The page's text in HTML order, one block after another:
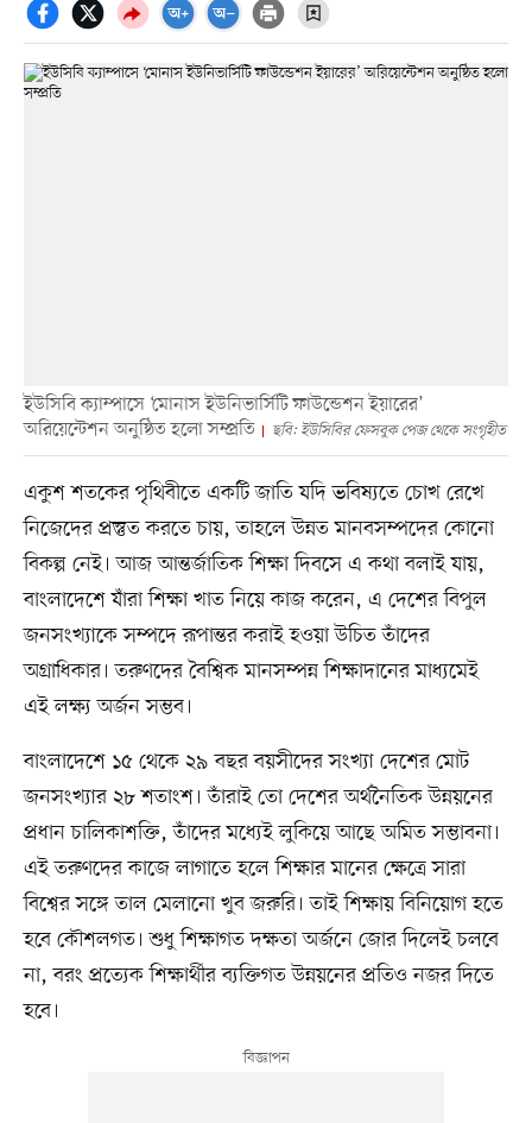
ইউসিবি ক্যাম্পাসে ‘মোনাস ইউনিভার্সিটি ফাউন্ডেশন ইয়ারের’
অরিয়েন্টেশন অনুষ্ঠিত হলো সম্প্রতি
ছবি: ইউসিবির ফেসবুক পেজ থেকে সংগৃহীত
একুশ শতকের পৃথিবীতে একটি জাতি যদি ভবিষ্যতে চোখ রেখে
নিজেদের প্রস্তুত করতে চায়, তাহলে উন্নত মানবসম্পদের কোনো
বিকল্প নেই। আজ আন্তর্জাতিক শিক্ষা দিবসে এ কথা বলাই যায়,
বাংলাদেশে যাঁরা শিক্ষা খাত নিয়ে কাজ করেন, এ দেশের বিপুল
জনসংখ্যাকে সম্পদে রূপান্তর করাই হওয়া উচিত তাঁদের
অগ্রাধিকার। তরুণদের বৈশ্বিক মানসম্পন্ন শিক্ষাদানের মাধ্যমেই
এই লক্ষ্য অর্জন সম্ভব।
বাংলাদেশে ১৫ থেকে ২৯ বছর বয়সীদের সংখ্যা দেশের মোট
জনসংখ্যার ২৮ শতাংশ। তাঁরাই তো দেশের অর্থনৈতিক উন্নয়নের
প্রধান চালিকাশক্তি, তাঁদের মধ্যেই লুকিয়ে আছে অমিত সম্ভাবনা।
এই তরুণদের কাজে লাগাতে হলে শিক্ষার মানের ক্ষেত্রে সারা
বিশ্বের সঙ্গে তাল মেলানো খুব জরুরি। তাই শিক্ষায় বিনিয়োগ হতে
হবে কৌশলগত। শুধু শিক্ষাগত দক্ষতা অর্জনে জোর দিলেই চলবে
না, বরং প্রত্যেক শিক্ষার্থীর ব্যক্তিগত উন্নয়নের প্রতিও নজর দিতে
হবে।